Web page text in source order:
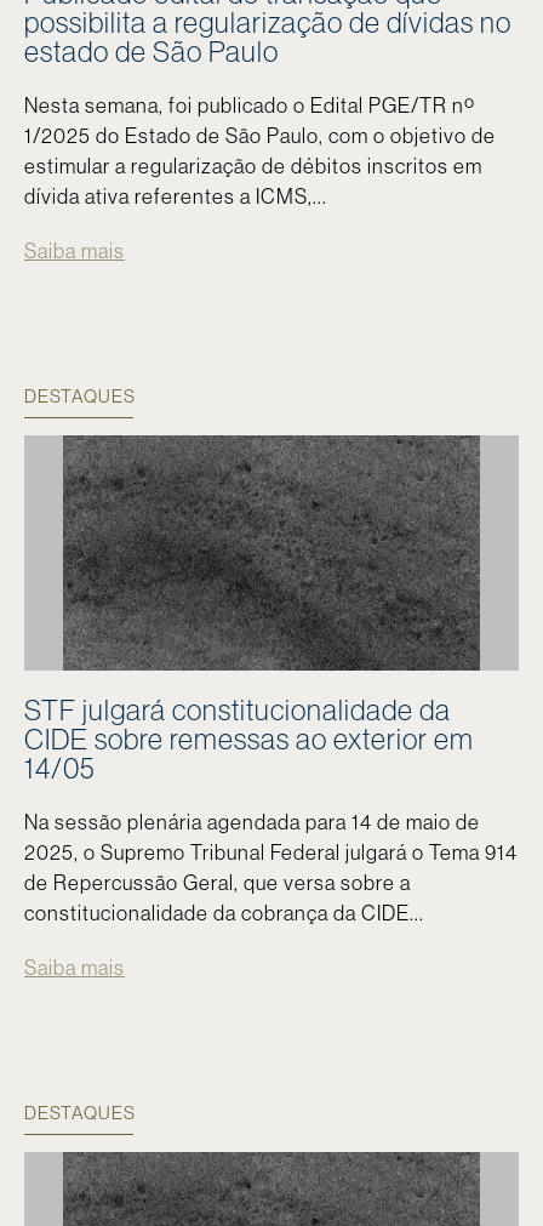
possibilita a regularização de dívidas no
estado de São Paulo
Nesta semana, foi publicado o Edital PGE/TR nº
1/2025 do Estado de São Paulo, com o objetivo de
estimular a regularização de débitos inscritos em
dívida ativa referentes a ICMS,...
Saiba mais
DESTAQUES
STF julgará constitucionalidade da
CIDE sobre remessas ao exterior em
14/05
Na sessão plenária agendada para 14 de maio de
2025, o Supremo Tribunal Federal julgará o Tema 914
de Repercussão Geral, que versa sobre a
constitucionalidade da cobrança da CIDE...
Saiba mais
DESTAQUES